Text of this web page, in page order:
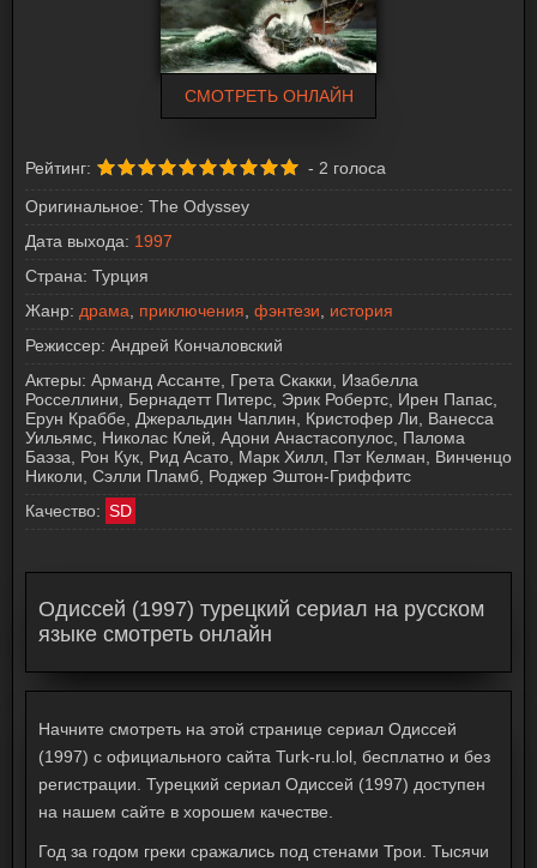
СМОТРЕТЬ ОНЛАЙН
Рейтинг: - 2 голоса
Оригинальное: The Odyssey
Дата выхода: 1997
Страна: Турция
Жанр: драма приключения фэнтези
история
Режиссер: Андрей Кончаловский
Актеры: Арманд Ассанте, Грета Скакки, Изабелла
Росселлини, Бернадетт Питерс, Эрик Робертс, Ирен Папас,
Ерун Краббе, Джеральдин Чаплин, Кристофер Ли, Ванесса
Уильямс, Николас Клей, Адони Анастасопулос, Палома
Баэза, Рон Кук, Рид Асато, Марк Хилл, Пэт Келман, Винченцо
Николи, Сэлли Пламб, Роджер Эштон-Гриффитс
Качество: SD
Одиссей (1997) турецкий сериал на русском
языке смотреть онлайн
Начните смотреть на этой странице сериал Одиссей
(1997) с официального сайта Turk-ru.lol, бесплатно и без
регистрации. Турецкий сериал Одиссей (1997) доступен
на нашем сайте в хорошем качестве.
Год за годом греки сражались под стенами Трои. Тысячи